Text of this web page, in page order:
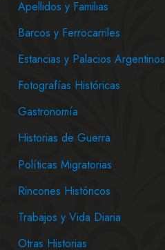
Apellidos y Familias
Barcos y Ferrocarriles
Estancias y Palacios Argentinos
Fotografías Históricas
Gastronomía
Historias de Guerra
Políticas Migratorias
Rincones Históricos
Trabajos y Vida Diaria
Otras Historias